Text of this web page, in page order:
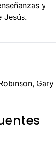
y
Jesús.
Gary